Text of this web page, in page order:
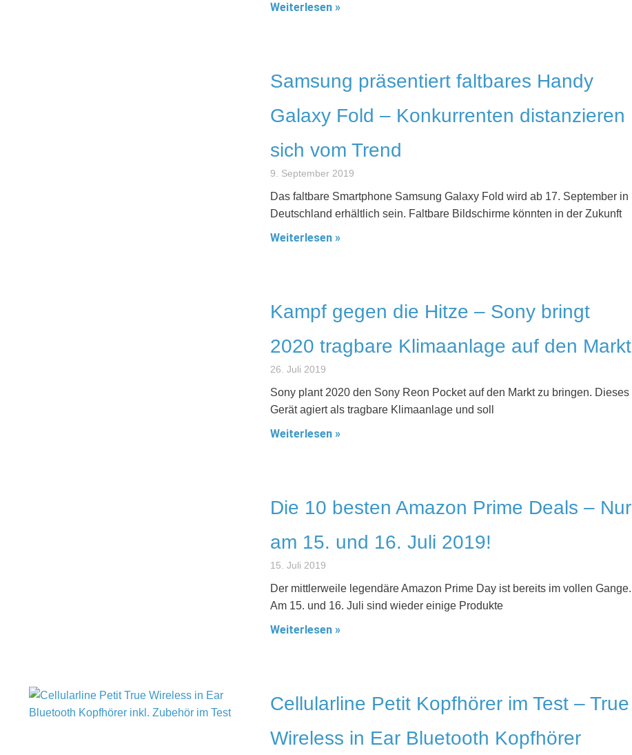
Weiterlesen »
Samsung präsentiert faltbares Handy
Galaxy Fold – Konkurrenten distanzieren
sich vom Trend
9. September 2019
Das faltbare Smartphone Samsung Galaxy Fold wird ab 17. September in
Deutschland erhältlich sein. Faltbare Bildschirme könnten in der Zukunft
Weiterlesen »
Kampf gegen die Hitze – Sony bringt
2020 tragbare Klimaanlage auf den Markt
26. Juli 2019
Sony plant 2020 den Sony Reon Pocket auf den Markt zu bringen. Dieses
Gerät agiert als tragbare Klimaanlage und soll
Weiterlesen »
Die 10 besten Amazon Prime Deals – Nur
am 15. und 16. Juli 2019!
15. Juli 2019
Der mittlerweile legendäre Amazon Prime Day ist bereits im vollen Gange.
Am 15. und 16. Juli sind wieder einige Produkte
Weiterlesen »
Cellularline Petit Kopfhörer im Test – True
Wireless in Ear Bluetooth Kopfhörer